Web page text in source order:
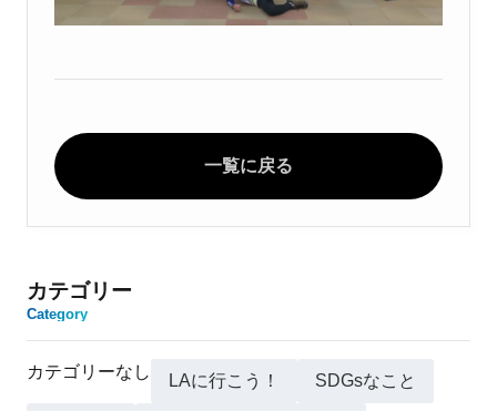
一覧に戻る
カテゴリー
Category
カテゴリーなし LAに行こう！ SDGsなこと